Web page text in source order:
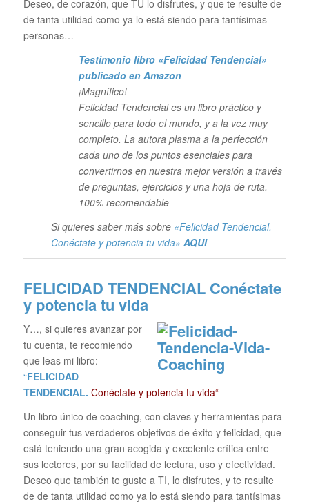
Deseo, de corazón, que TU lo disfrutes, y que te resulte de
de tanta utilidad como ya lo está siendo para tantísimas
personas…
Testimonio libro «Felicidad Tendencial»
publicado en Amazon
¡Magnífico!
Felicidad Tendencial es un libro práctico y
sencillo para todo el mundo, y a la vez muy
completo. La autora plasma a la perfección
cada uno de los puntos esenciales para
convertirnos en nuestra mejor versión a través
de preguntas, ejercicios y una hoja de ruta.
100% recomendable
Si quieres saber más sobre «Felicidad Tendencial.
Conéctate y potencia tu vida» AQUI
FELICIDAD TENDENCIAL Conéctate
y potencia tu vida
Y…, si quieres avanzar por
tu cuenta, te recomiendo
que leas mi libro:
“FELICIDAD
TENDENCIAL. Conéctate y potencia tu vida“
Un libro único de coaching, con claves y herramientas para
conseguir tus verdaderos objetivos de éxito y felicidad, que
está teniendo una gran acogida y excelente crítica entre
sus lectores, por su facilidad de lectura, uso y efectividad.
Deseo que también te guste a TI, lo disfrutes, y te resulte
de de tanta utilidad como ya lo está siendo para tantísimas